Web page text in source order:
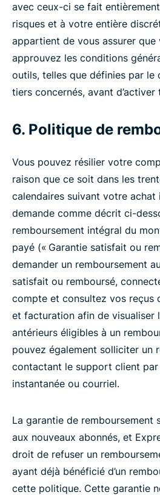
avec ceux-ci se fait
risques et à votre entière
appartient de vous assurer que
approuvez les conditions
outils, telles que définies par le
tiers concernés, avant
6. Politique de
Vous pouvez résilier votre
raison que ce soit dans les
calendaires suivant votre achat
demande comme décrit ci-
remboursement intégral du
payé (« Garantie satisfait ou
demander un remboursement
satisfait ou remboursé,
compte et consultez vos reçus
et facturation afin de visualiser
antérieurs éligibles à un
pouvez également solliciter un
contactant le support client par
instantanée ou courriel.
La garantie de remboursement
aux nouveaux abonnés, et
droit de refuser un
ayant déjà bénéficié d’un
cette politique. Cette garantie